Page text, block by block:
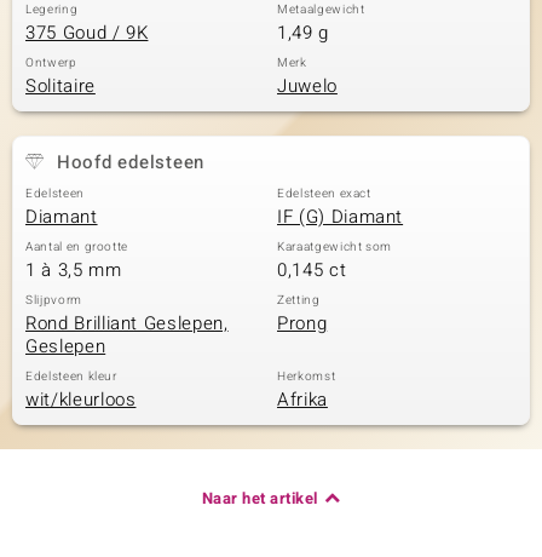
Legering
375 Goud / 9K
Metaalgewicht
1,49 g
Ontwerp
Solitaire
Merk
Juwelo
Hoofd edelsteen
Edelsteen
Diamant
Edelsteen exact
IF (G) Diamant
Aantal en grootte
1 à 3,5 mm
Karaatgewicht som
0,145 ct
Slijpvorm
Rond Brilliant Geslepen,
Geslepen
Zetting
Prong
Edelsteen kleur
wit/kleurloos
Herkomst
Afrika
Naar het artikel